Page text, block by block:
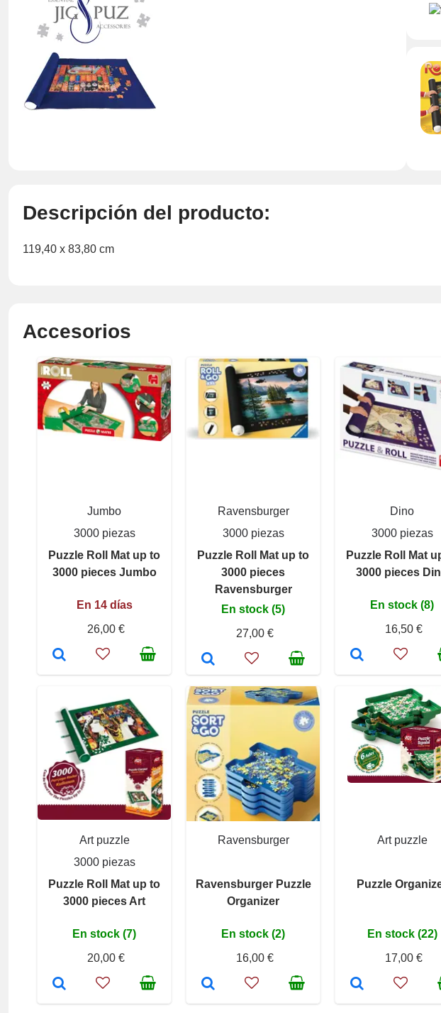
Descripción del producto:
119,40 x 83,80 cm
Accesorios
Jumbo
3000 piezas
Puzzle Roll Mat up to
3000 pieces Jumbo
En 14 días
26,00 €
Ravensburger
3000 piezas
Puzzle Roll Mat up to
3000 pieces
Ravensburger
En stock (5)
27,00 €
Dino
3000 piezas
Puzzle Roll Mat
3000 pieces
En stock (8)
16,50 €
Art puzzle
3000 piezas
Puzzle Roll Mat up to
3000 pieces Art
En stock (7)
20,00 €
Ravensburger
Ravensburger Puzzle
Organizer
En stock (2)
16,00 €
Art puzzle
Puzzle
En stock (22)
17,00 €